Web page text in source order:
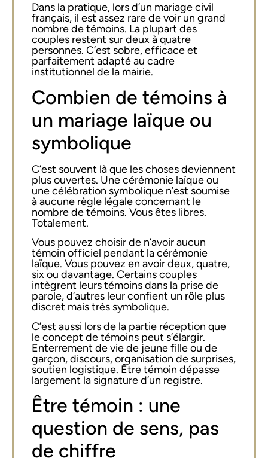
Dans la pratique, lors d’un mariage civil
français, il est assez rare de voir un grand
nombre de témoins. La plupart des
couples restent sur deux à quatre
personnes. C’est sobre, efficace et
parfaitement adapté au cadre
institutionnel de la mairie.
Combien de témoins à
un mariage laïque ou
symbolique
C’est souvent là que les choses deviennent
plus ouvertes. Une cérémonie laïque ou
une célébration symbolique n’est soumise
à aucune règle légale concernant le
nombre de témoins. Vous êtes libres.
Totalement.
Vous pouvez choisir de n’avoir aucun
témoin officiel pendant la cérémonie
laïque. Vous pouvez en avoir deux, quatre,
six ou davantage. Certains couples
intègrent leurs témoins dans la prise de
parole, d’autres leur confient un rôle plus
discret mais très symbolique.
C’est aussi lors de la partie réception que
le concept de témoins peut s’élargir.
Enterrement de vie de jeune fille ou de
garçon, discours, organisation de surprises,
soutien logistique. Être témoin dépasse
largement la signature d’un registre.
Être témoin : une
question de sens, pas
de chiffre